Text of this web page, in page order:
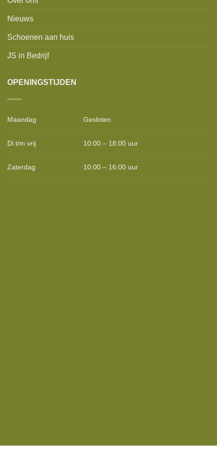
Nieuws
Schoenen aan huis
JS in Bedrijf
OPENINGSTIJDEN
Maandag Gesloten
Di t/m vrij 10:00 – 18:00 uur
Zaterdag 10:00 – 16:00 uur